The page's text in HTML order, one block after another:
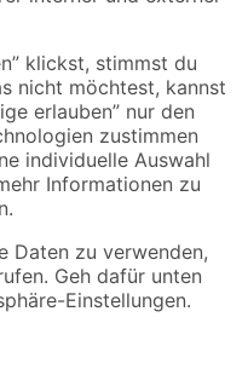
Angebote sind unter
Verfügbarkeiten beziehen
Artikel mit Speditionsversand, hier